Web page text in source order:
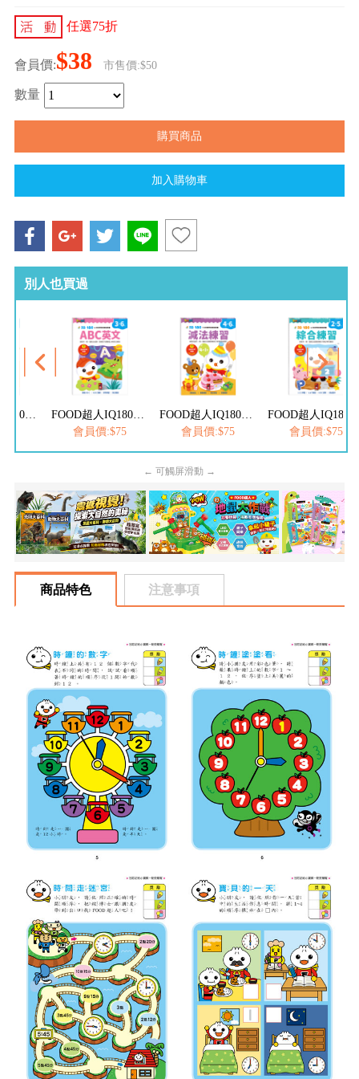
任選75折
會員價:$38 市售價:$50
數量
別人也買過
會員價:$75
會員價:$75
會員價:$75
← 可觸屏滑動 →
商品特色 注意事項